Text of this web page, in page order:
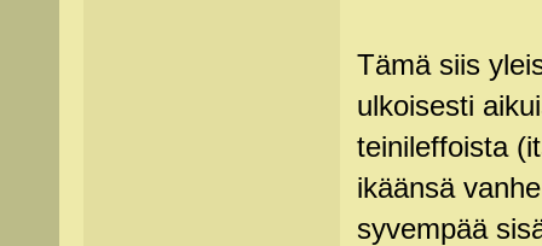
Tämä siis
ulkoisesti
teinileffoista
ikäänsä
syvempää